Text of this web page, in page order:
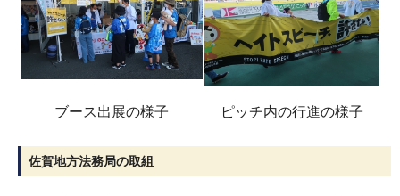
ブース出展の様子 ピッチ内の行進の様子
佐賀地方法務局の取組